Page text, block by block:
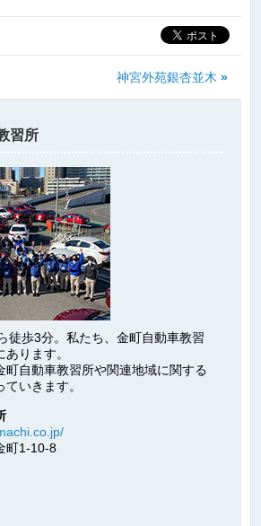
神宮外苑銀杏並木 »
習所
徒歩3分。私たち、金町自動車教習
ります。
町自動車教習所や関連地域に関する
いきます。
町1-10-8